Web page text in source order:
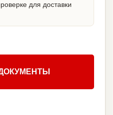
для доставки